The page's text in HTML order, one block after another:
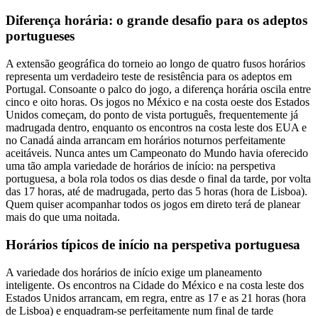
Diferença horária: o grande desafio para os adeptos
portugueses
A extensão geográfica do torneio ao longo de quatro fusos horários
representa um verdadeiro teste de resistência para os adeptos em
Portugal. Consoante o palco do jogo, a diferença horária oscila entre
cinco e oito horas. Os jogos no México e na costa oeste dos Estados
Unidos começam, do ponto de vista português, frequentemente já
madrugada dentro, enquanto os encontros na costa leste dos EUA e
no Canadá ainda arrancam em horários noturnos perfeitamente
aceitáveis. Nunca antes um Campeonato do Mundo havia oferecido
uma tão ampla variedade de horários de início: na perspetiva
portuguesa, a bola rola todos os dias desde o final da tarde, por volta
das 17 horas, até de madrugada, perto das 5 horas (hora de Lisboa).
Quem quiser acompanhar todos os jogos em direto terá de planear
mais do que uma noitada.
Horários típicos de início na perspetiva portuguesa
A variedade dos horários de início exige um planeamento
inteligente. Os encontros na Cidade do México e na costa leste dos
Estados Unidos arrancam, em regra, entre as 17 e as 21 horas (hora
de Lisboa) e enquadram-se perfeitamente num final de tarde